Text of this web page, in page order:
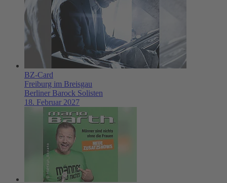
BZ-Card
Freiburg im Breisgau
Berliner Barock Solisten
18. Februar 2027